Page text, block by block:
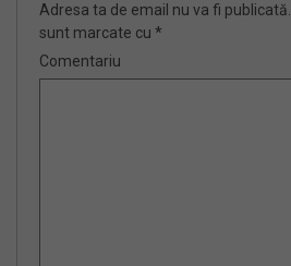
Adresa ta de email nu va fi publicată.
sunt marcate cu *
Comentariu